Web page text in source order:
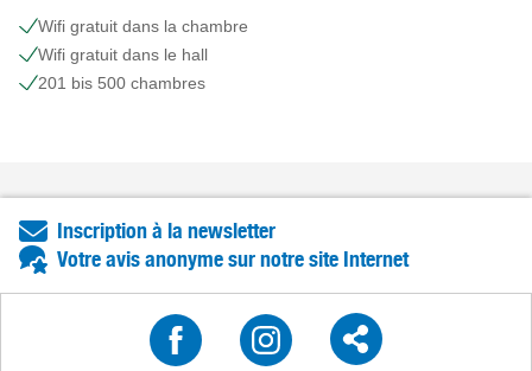
Wifi gratuit dans la chambre
Wifi gratuit dans le hall
201 bis 500 chambres
Inscription à la newsletter
Votre avis anonyme sur notre site Internet